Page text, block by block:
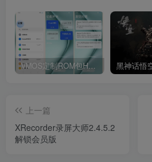
VMOS定制ROM包HnciseOS9.6.0兼容解锁
上一篇
XRecorder录屏大师2.4.5.2
解锁会员版